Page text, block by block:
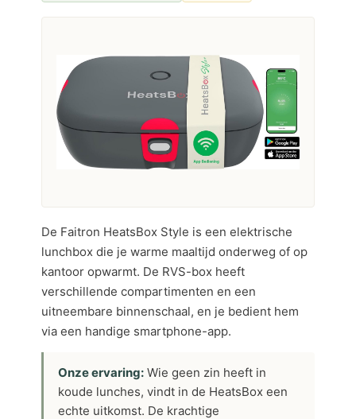
De Faitron HeatsBox Style is een elektrische
lunchbox die je warme maaltijd onderweg of op
kantoor opwarmt. De RVS-box heeft
verschillende compartimenten en een
uitneembare binnenschaal, en je bedient hem
via een handige smartphone-app.
Onze ervaring: Wie geen zin heeft in
koude lunches, vindt in de HeatsBox een
echte uitkomst. De krachtige